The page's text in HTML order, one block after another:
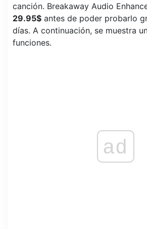
canción. Breakaway Audio
29.95$ antes de poder probarlo
días. A continuación, se muestra
funciones.
ad